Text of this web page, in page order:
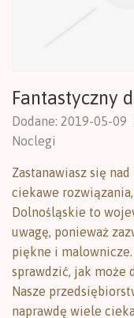
Fantastyczny
Dodane: 2019-05-09
Noclegi
Zastanawiasz się
ciekawe
Dolnośląskie to
uwagę, ponieważ
piękne i
sprawdzić, jak może
Nasze
naprawdę wiele